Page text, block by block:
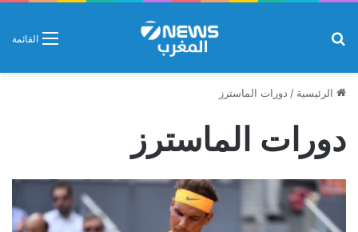
القائمة
الرئيسية / دورات الماسترز
دورات الماسترز